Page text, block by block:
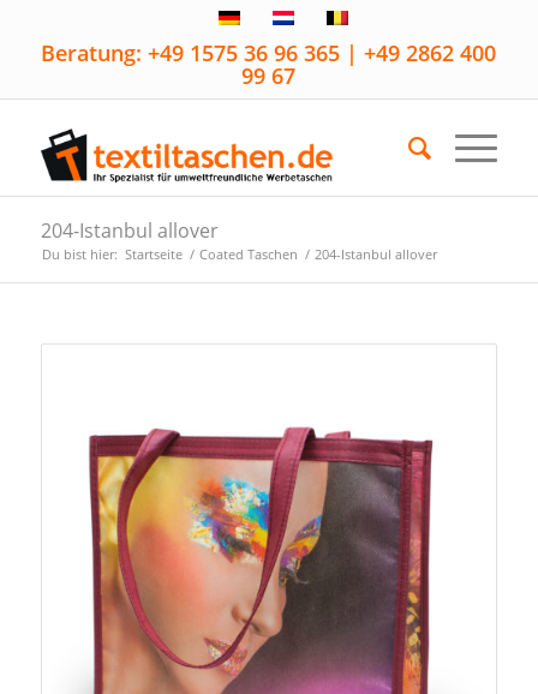
Beratung: +49 1575 36 96 365 | +49 2862 400
99 67
204-Istanbul allover
Du bist hier: Startseite / Coated Taschen / 204-Istanbul allover